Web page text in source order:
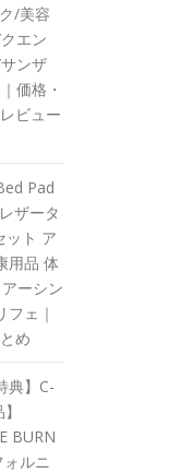
/美容
エン
ンザ
価格・
ビュー
Pad
ザータ
ット ア
用品 体
ーシン
ェ｜
め
典】C-
BURN
ルニ